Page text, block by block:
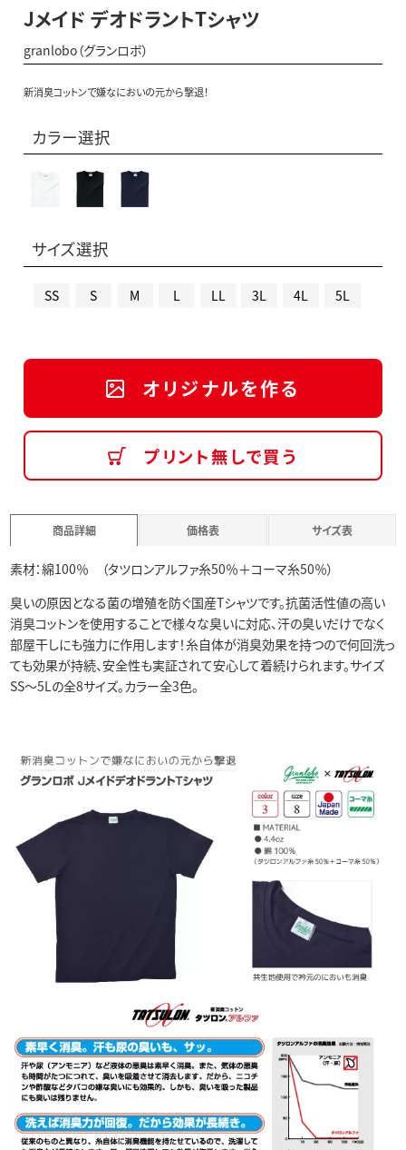
Jメイド デオドラントTシャツ
granlobo（グランロボ）
新消臭コットンで嫌なにおいの元から撃退！
カラー選択
サイズ選択
SS S M L LL 3L 4L 5L
オリジナルを作る
プリント無しで買う
商品詳細 価格表 サイズ表
素材：綿100％ （タツロンアルファ糸50％＋コーマ糸50％）
臭いの原因となる菌の増殖を防ぐ国産Tシャツです。抗菌活性値の高い
消臭コットンを使用することで様々な臭いに対応、汗の臭いだけでなく
部屋干しにも強力に作用します！糸自体が消臭効果を持つので何回洗っ
ても効果が持続、安全性も実証されて安心して着続けられます。サイズ
SS～5Lの全8サイズ。カラー全3色。